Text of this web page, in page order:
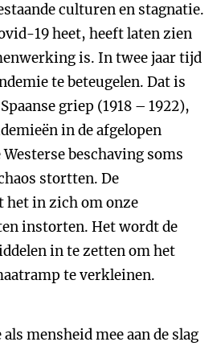
culturen en stagnatie.
19 heet, heeft laten zien
is. In twee jaar tijd
te beteugelen. Dat is
griep (1918 – 1922),
in de afgelopen
beschaving soms
stortten. De
in zich om onze
instorten. Het wordt de
in te zetten om het
te verkleinen.
mensheid mee aan de slag